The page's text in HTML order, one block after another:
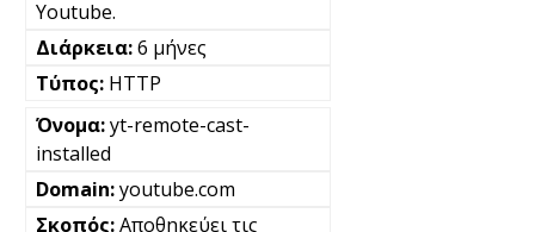
Youtube.
6 μήνες
HTTP
yt-remote-cast-
installed
youtube.com
Αποθηκεύει τις